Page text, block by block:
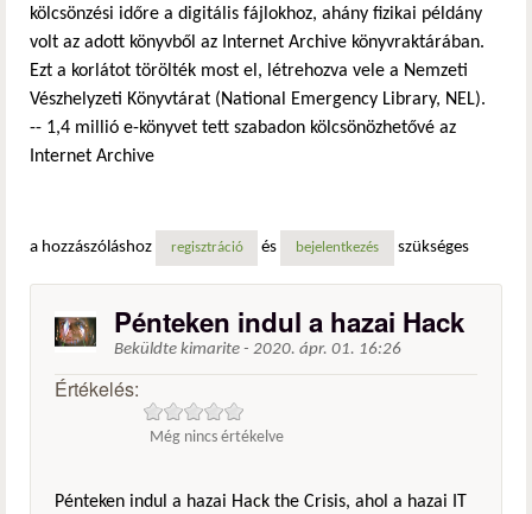
kölcsönzési időre a digitális fájlokhoz, ahány fizikai példány
volt az adott könyvből az Internet Archive könyvraktárában.
Ezt a korlátot törölték most el, létrehozva vele a Nemzeti
Vészhelyzeti Könyvtárat (National Emergency Library, NEL).
-- 1,4 millió e-könyvet tett szabadon kölcsönözhetővé az
Internet Archive
a hozzászóláshoz regisztráció és bejelentkezés szükséges
Pénteken indul a hazai Hack
Beküldte kimarite - 2020. ápr. 01. 16:26
Értékelés:
Még nincs értékelve
Pénteken indul a hazai Hack the Crisis, ahol a hazai IT